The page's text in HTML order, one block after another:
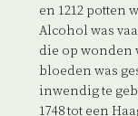
en 1212 potten
Alcohol was
die op wonden
bloeden was
inwendig te
1748 tot een